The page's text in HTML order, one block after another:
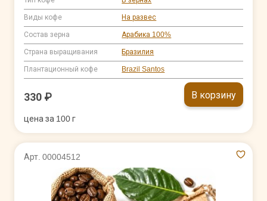
Виды кофе На развес
Состав зерна Арабика 100%
Страна выращивания Бразилия
Плантационный кофе Brazil Santos
330 ₽ В корзину
цена за 100 г
Арт. 00004512